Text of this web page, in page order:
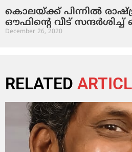
കൊലയ്ക്ക് പിന്നില്‍
ഔഫിന്റെ വീട് സന്ദര്‍ശിച്ച്
December 26, 2020
RELATED